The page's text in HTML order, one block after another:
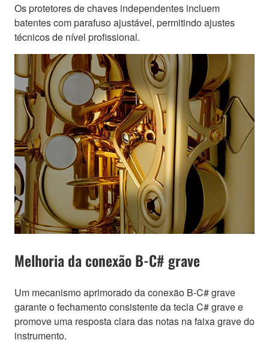
Os protetores de chaves independentes incluem
batentes com parafuso ajustável, permitindo ajustes
técnicos de nível profissional.
Melhoria da conexão B-C# grave
Um mecanismo aprimorado da conexão B-C# grave
garante o fechamento consistente da tecla C# grave e
promove uma resposta clara das notas na faixa grave do
instrumento.